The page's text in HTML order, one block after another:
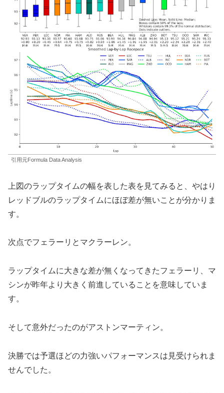
引用元Formula Data Analysis
上図のラップタイムの幅を表した表を見てみると、やはり
レッドブルのラップタイムにほぼ差が無いことが分かりま
す。
次点でフェラーリとマクラーレン。
ラップタイムに大きな差が無くなってきたフェラーリ、マ
シンが昨年より大きく前進していることを意味していま
す。
そして意外だったのがアストンマーティン。
決勝では予選ほどの力強いパフォーマンスは見受けられま
せんでした。